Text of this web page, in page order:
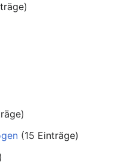
‏‎ (15 Einträge)